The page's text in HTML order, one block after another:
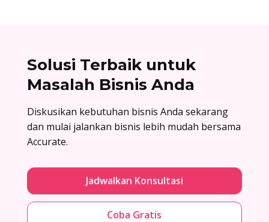
Solusi Terbaik untuk
Masalah Bisnis Anda
Diskusikan kebutuhan bisnis Anda sekarang
dan mulai jalankan bisnis lebih mudah bersama
Accurate.
Jadwalkan Konsultasi
Coba Gratis